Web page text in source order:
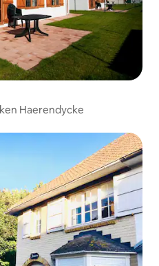
Haerendycke